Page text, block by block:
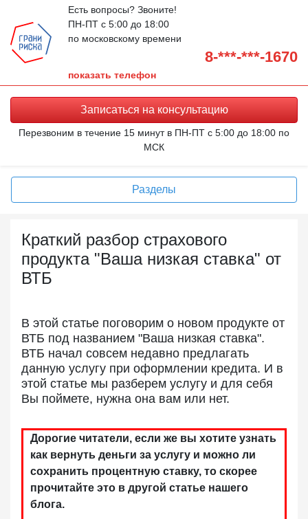
Есть вопросы? Звоните!
ПН-ПТ с 5:00 до 18:00
по московскому времени
8-***-***-1670
показать телефон
Записаться на консультацию
Перезвоним в течение 15 минут в ПН-ПТ с 5:00 до 18:00 по
МСК
Разделы
Краткий разбор страхового
продукта "Ваша низкая ставка" от
ВТБ
В этой статье поговорим о новом продукте от
ВТБ под названием "Ваша низкая ставка".
ВТБ начал совсем недавно предлагать
данную услугу при оформлении кредита. И в
этой статье мы разберем услугу и для себя
Вы поймете, нужна она вам или нет.
Дорогие читатели, если же вы хотите узнать
как вернуть деньги за услугу и можно ли
сохранить процентную ставку, то скорее
прочитайте это в другой статье нашего
блога.